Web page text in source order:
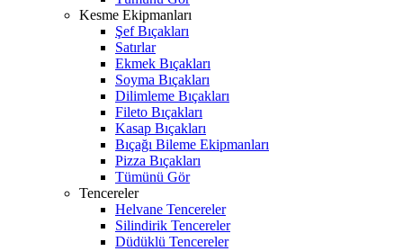
Kesme Ekipmanları
Şef Bıçakları
Satırlar
Ekmek Bıçakları
Soyma Bıçakları
Dilimleme Bıçakları
Fileto Bıçakları
Kasap Bıçakları
Bıçağı Bileme Ekipmanları
Pizza Bıçakları
Tümünü Gör
Tencereler
Helvane Tencereler
Silindirik Tencereler
Düdüklü Tencereler